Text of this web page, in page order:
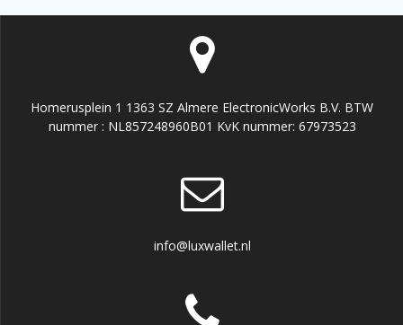
Homerusplein 1 1363 SZ Almere ElectronicWorks B.V. BTW
nummer : NL857248960B01 KvK nummer: 67973523
info@luxwallet.nl